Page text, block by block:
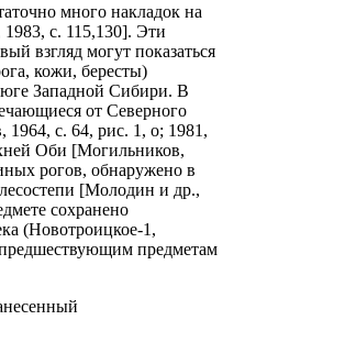
много накладок на
с. 115,130]. Эти
взгляд могут показаться
кожи, бересты)
юге Западной Сибири. В
от Северного
с. 64, рис. 1, о; 1981,
Оби [Могильников,
рогов, обнаружено в
[Молодин и др.,
сохранено
(Новотроицкое-1,
предметам